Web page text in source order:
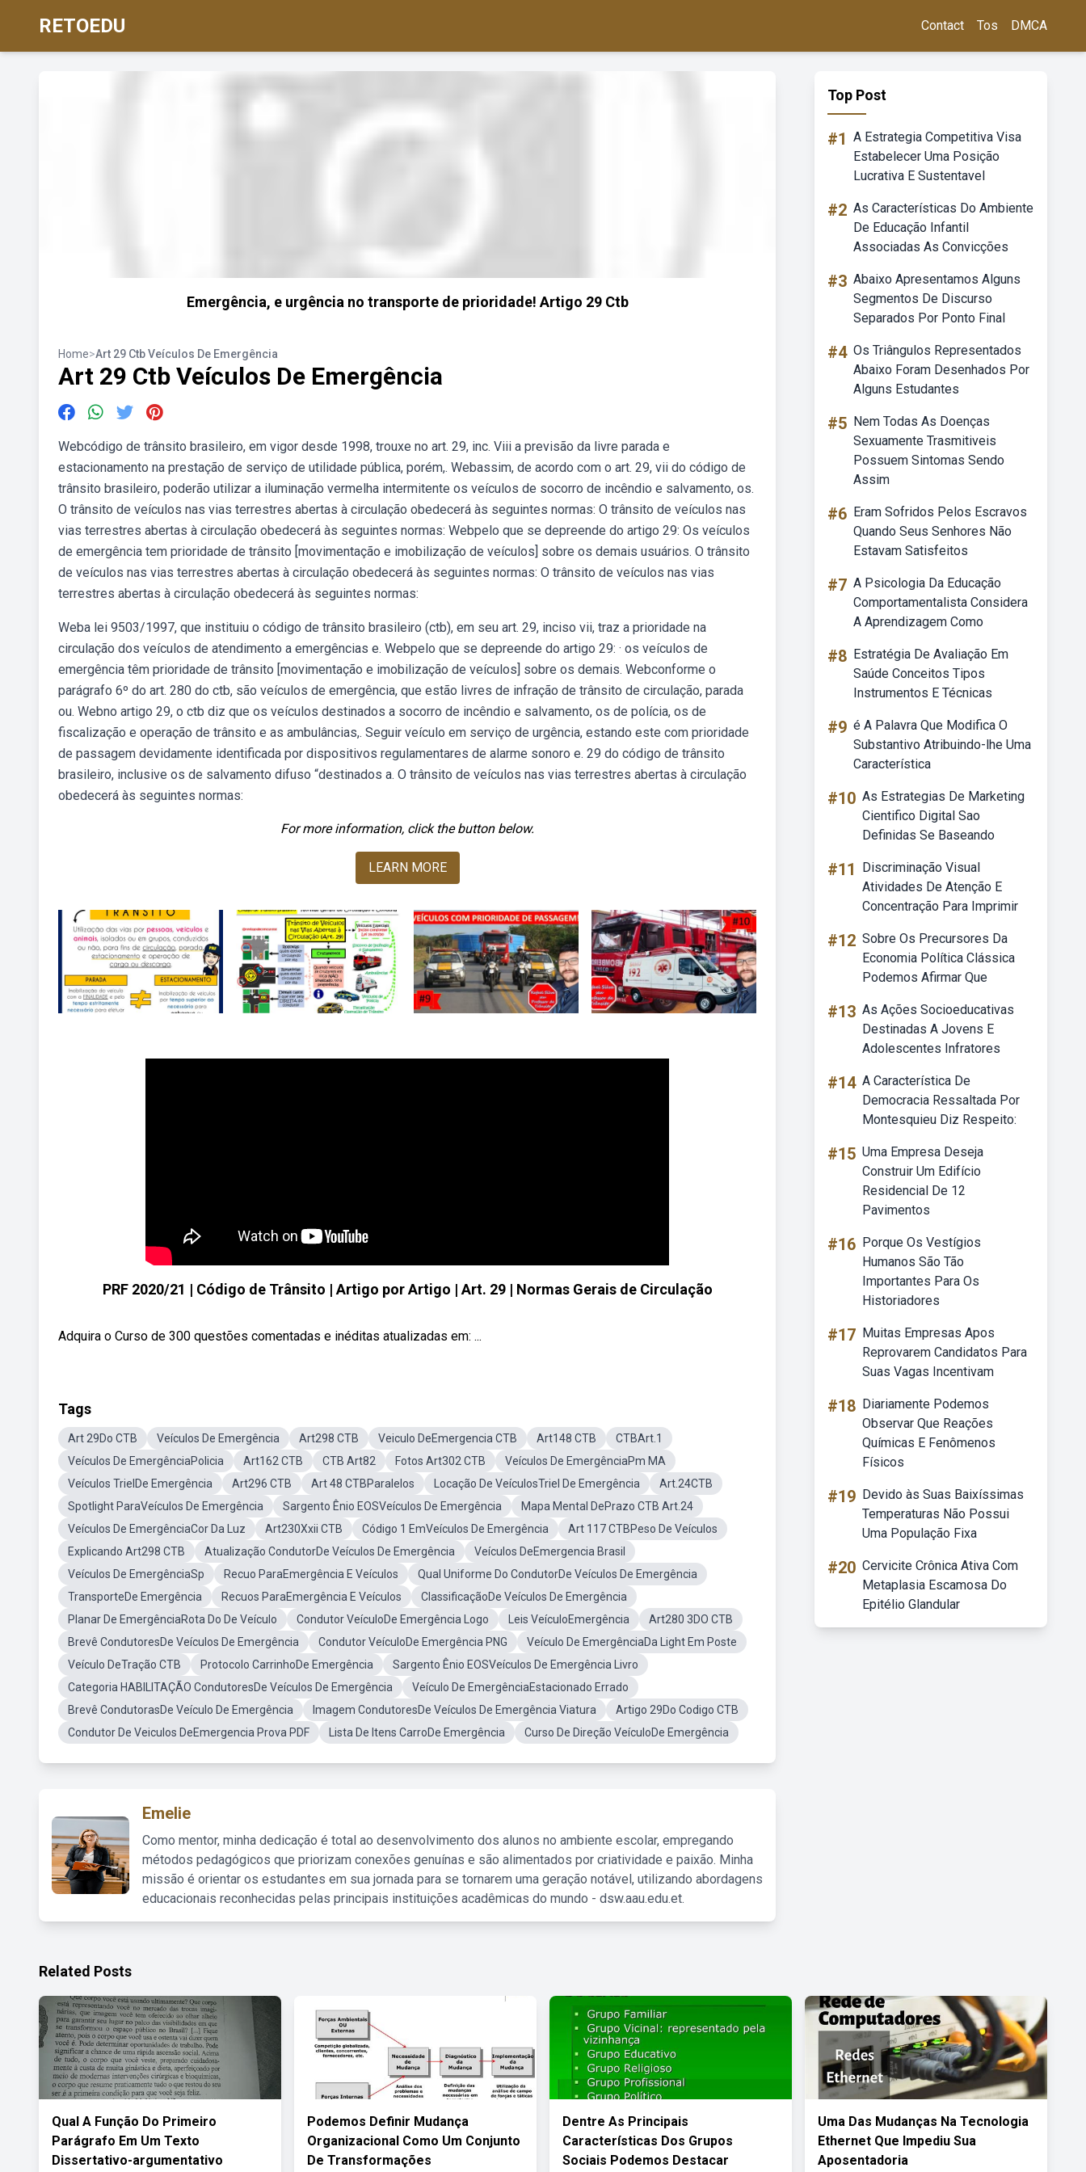
RETOEDU Contact Tos DMCA
Emergência, e urgência no transporte de prioridade! Artigo 29 Ctb
Home>Art 29 Ctb Veículos De Emergência
Art 29 Ctb Veículos De Emergência
Webcódigo de trânsito brasileiro, em vigor desde 1998, trouxe no art. 29, inc. Viii a previsão da livre parada e
estacionamento na prestação de serviço de utilidade pública, porém,. Webassim, de acordo com o art. 29, vii do código de
trânsito brasileiro, poderão utilizar a iluminação vermelha intermitente os veículos de socorro de incêndio e salvamento, os.
O trânsito de veículos nas vias terrestres abertas à circulação obedecerá às seguintes normas: O trânsito de veículos nas
vias terrestres abertas à circulação obedecerá às seguintes normas: Webpelo que se depreende do artigo 29: Os veículos
de emergência tem prioridade de trânsito [movimentação e imobilização de veículos] sobre os demais usuários. O trânsito
de veículos nas vias terrestres abertas à circulação obedecerá às seguintes normas: O trânsito de veículos nas vias
terrestres abertas à circulação obedecerá às seguintes normas:
Weba lei 9503/1997, que instituiu o código de trânsito brasileiro (ctb), em seu art. 29, inciso vii, traz a prioridade na
circulação dos veículos de atendimento a emergências e. Webpelo que se depreende do artigo 29: · os veículos de
emergência têm prioridade de trânsito [movimentação e imobilização de veículos] sobre os demais. Webconforme o
parágrafo 6º do art. 280 do ctb, são veículos de emergência, que estão livres de infração de trânsito de circulação, parada
ou. Webno artigo 29, o ctb diz que os veículos destinados a socorro de incêndio e salvamento, os de polícia, os de
fiscalização e operação de trânsito e as ambulâncias,. Seguir veículo em serviço de urgência, estando este com prioridade
de passagem devidamente identificada por dispositivos regulamentares de alarme sonoro e. 29 do código de trânsito
brasileiro, inclusive os de salvamento difuso “destinados a. O trânsito de veículos nas vias terrestres abertas à circulação
obedecerá às seguintes normas:
For more information, click the button below.
LEARN MORE
PRF 2020/21 | Código de Trânsito | Artigo por Artigo | Art. 29 | Normas Gerais de Circulação
Adquira o Curso de 300 questões comentadas e inéditas atualizadas em: ...
Tags
Art 29Do CTB Veículos De Emergência Art298 CTB Veiculo DeEmergencia CTB Art148 CTB
CTBArt.1
Veículos De EmergênciaPolicia
Art162 CTB CTB Art82 Fotos Art302 CTB
Veículos De EmergênciaPm MA
Veículos TrielDe Emergência
Art296 CTB Art 48 CTBParalelos Locação De VeículosTriel De Emergência
Art.24CTB
Spotlight ParaVeículos De Emergência
Sargento Ênio EOSVeículos De Emergência
Mapa Mental DePrazo CTB Art.24
Veículos De EmergênciaCor Da Luz
Art230Xxii CTB Código 1 EmVeículos De Emergência
Art 117 CTBPeso De Veículos
Explicando Art298 CTB
Atualização CondutorDe Veículos De Emergência
Veículos DeEmergencia Brasil
Veículos De EmergênciaSp
Recuo ParaEmergência E Veículos
Qual Uniforme Do CondutorDe Veículos De Emergência
TransporteDe Emergência
Recuos ParaEmergência E Veículos
ClassificaçãoDe Veículos De Emergência
Planar De EmergênciaRota Do De Veículo
Condutor VeículoDe Emergência Logo Leis VeículoEmergência
Art280 3DO CTB
Brevê CondutoresDe Veículos De Emergência
Condutor VeículoDe Emergência PNG
Veículo De EmergênciaDa Light Em Poste
Veículo DeTração CTB
Protocolo CarrinhoDe Emergência
Sargento Ênio EOSVeículos De Emergência Livro
Categoria HABILITAÇÃO CondutoresDe Veículos De Emergência
Veículo De EmergênciaEstacionado Errado
Brevê CondutorasDe Veículo De Emergência
Imagem CondutoresDe Veículos De Emergência Viatura
Artigo 29Do Codigo CTB
Condutor De Veiculos DeEmergencia Prova PDF
Lista De Itens CarroDe Emergência Curso De Direção VeículoDe Emergência
Emelie
Como mentor, minha dedicação é total ao desenvolvimento dos alunos no ambiente escolar, empregando
métodos pedagógicos que priorizam conexões genuínas e são alimentados por criatividade e paixão. Minha
missão é orientar os estudantes em sua jornada para se tornarem uma geração notável, utilizando abordagens
educacionais reconhecidas pelas principais instituições acadêmicas do mundo - dsw.aau.edu.et.
Top Post
#1 A Estrategia Competitiva Visa
Estabelecer Uma Posição
Lucrativa E Sustentavel
#2 As Características Do Ambiente
De Educação Infantil
Associadas As Convicções
#3 Abaixo Apresentamos Alguns
Segmentos De Discurso
Separados Por Ponto Final
#4 Os Triângulos Representados
Abaixo Foram Desenhados Por
Alguns Estudantes
#5 Nem Todas As Doenças
Sexuamente Trasmitiveis
Possuem Sintomas Sendo
Assim
#6 Eram Sofridos Pelos Escravos
Quando Seus Senhores Não
Estavam Satisfeitos
#7 A Psicologia Da Educação
Comportamentalista Considera
A Aprendizagem Como
#8 Estratégia De Avaliação Em
Saúde Conceitos Tipos
Instrumentos E Técnicas
#9 é A Palavra Que Modifica O
Substantivo Atribuindo-lhe Uma
Característica
#10 As Estrategias De Marketing
Cientifico Digital Sao
Definidas Se Baseando
#11
Discriminação Visual
Atividades De Atenção E
Concentração Para Imprimir
#12 Sobre Os Precursores Da
Economia Política Clássica
Podemos Afirmar Que
#13 As Ações Socioeducativas
Destinadas A Jovens E
Adolescentes Infratores
#14 A Característica De
Democracia Ressaltada Por
Montesquieu Diz Respeito:
#15 Uma Empresa Deseja
Construir Um Edifício
Residencial De 12
Pavimentos
#16 Porque Os Vestígios
Humanos São Tão
Importantes Para Os
Historiadores
#17 Muitas Empresas Apos
Reprovarem Candidatos Para
Suas Vagas Incentivam
#18 Diariamente Podemos
Observar Que Reações
Químicas E Fenômenos
Físicos
#19 Devido às Suas Baixíssimas
Temperaturas Não Possui
Uma População Fixa
#20 Cervicite Crônica Ativa Com
Metaplasia Escamosa Do
Epitélio Glandular
Related Posts
Qual A Função Do Primeiro
Parágrafo Em Um Texto
Dissertativo-argumentativo
Podemos Definir Mudança
Organizacional Como Um Conjunto
De Transformações
Dentre As Principais
Características Dos Grupos
Sociais Podemos Destacar
Uma Das Mudanças Na Tecnologia
Ethernet Que Impediu Sua
Aposentadoria